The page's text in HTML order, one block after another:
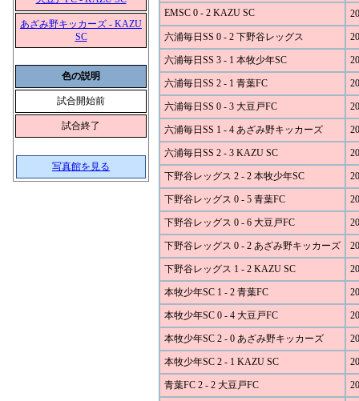
あざみ野キッカーズ - KAZU
SC
色の説明
試合開始前
試合終了
写真館を見る
EMSC 0 - 2 KAZU SC
六浦毎日SS 0 - 2 下野谷レッグス
六浦毎日SS 3 - 1 本牧少年SC
六浦毎日SS 2 - 1 青葉FC
六浦毎日SS 0 - 3 大豆戸FC
六浦毎日SS 1 - 4 あざみ野キッカーズ
六浦毎日SS 2 - 3 KAZU SC
下野谷レッグス 2 - 2 本牧少年SC
下野谷レッグス 0 - 5 青葉FC
下野谷レッグス 0 - 6 大豆戸FC
下野谷レッグス 0 - 2 あざみ野キッカーズ
下野谷レッグス 1 - 2 KAZU SC
本牧少年SC 1 - 2 青葉FC
本牧少年SC 0 - 4 大豆戸FC
本牧少年SC 2 - 0 あざみ野キッカーズ
本牧少年SC 2 - 1 KAZU SC
青葉FC 2 - 2 大豆戸FC